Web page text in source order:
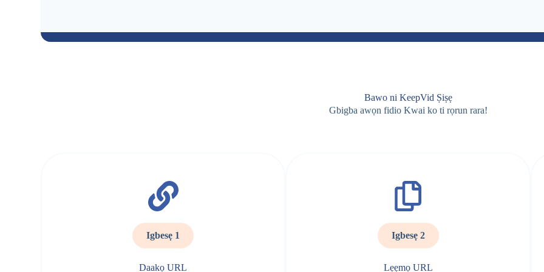
Bawo ni KeepVid Ṣiṣẹ
Gbigba awọn fidio Kwai ko ti rọrun rara!
Igbesẹ 1
Daakọ URL
Igbesẹ 2
Lẹẹmọ URL